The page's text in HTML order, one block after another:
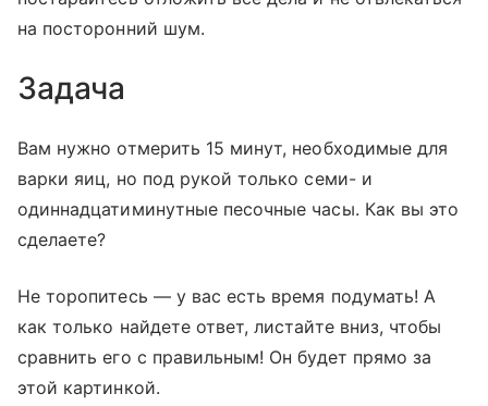
на посторонний шум.
Задача
Вам нужно отмерить 15 минут, необходимые для
варки яиц, но под рукой только семи- и
одиннадцатиминутные песочные часы. Как вы это
сделаете?
Не торопитесь — у вас есть время подумать! А
как только найдете ответ, листайте вниз, чтобы
сравнить его с правильным! Он будет прямо за
этой картинкой.